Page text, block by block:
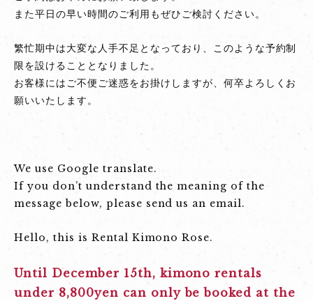
また平日の早い時間のご利用もぜひご検討ください。
繁忙期中は大変な人手不足となっており、このような予約制
限を設けることとなりました。
お客様にはご不便ご迷惑をお掛けしますが、何卒よろしくお
願いいたします。
We use Google translate.
If you don’t understand the meaning of the
message below, please send us an email.
Hello, this is Rental Kimono Rose.
Until December 15th, kimono rentals
under 8,800yen can only be booked at the